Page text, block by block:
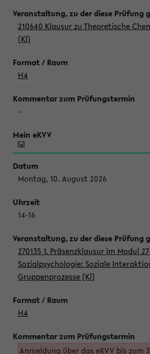
210640 Klausur zu Theoretische
(Kl)
H4
-
Montag, 10. August 2026
14-16
270135 1. Präsenzklausur im Modul
Sozialpsychologie: Soziale
Gruppenprozesse (Kl)
H4
Anmeldung über das eKVV bis zum